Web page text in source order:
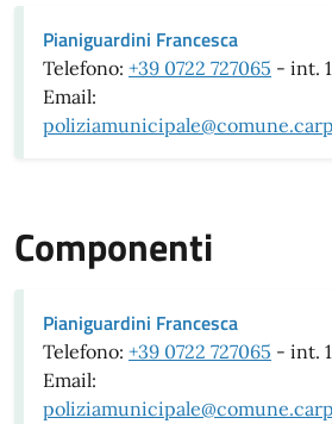
Pianiguardini Francesca
Telefono: +39 0722 727065 - int. 1
Email:
Componenti
Pianiguardini Francesca
Telefono: +39 0722 727065 - int. 1
Email: